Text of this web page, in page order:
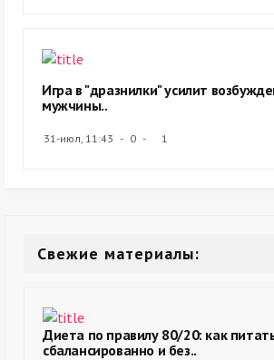
Игра в "дразнилки" усилит
мужчины..
31-июл, 11:43 0 1
Свежие материалы:
Диета по правилу 80/20: как
сбалансированно и без..